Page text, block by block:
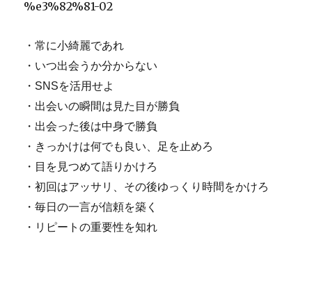
・常に小綺麗であれ
・いつ出会うか分からない
・SNSを活用せよ
・出会いの瞬間は見た目が勝負
・出会った後は中身で勝負
・きっかけは何でも良い、足を止めろ
・目を見つめて語りかけろ
・初回はアッサリ、その後ゆっくり時間をかけろ
・毎日の一言が信頼を築く
・リピートの重要性を知れ